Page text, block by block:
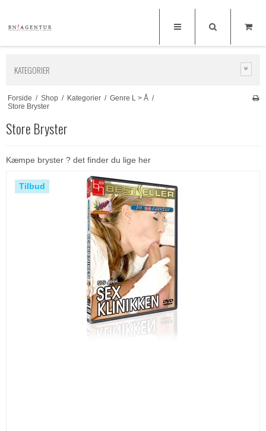
KATEGORIER
Forside / Shop / Kategorier / Genre L > Å /
Store Bryster
Store Bryster
Kæmpe bryster ? det finder du lige her
Tilbud